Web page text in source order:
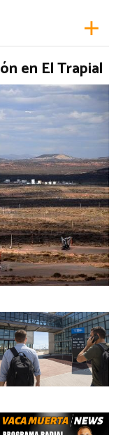
en El Trapial